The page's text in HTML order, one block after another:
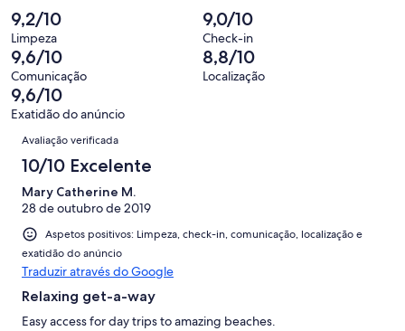
de
41
avaliações.
14
de
41
avaliações.
significa
“Razoável”.
0
de
41
avaliações.
que
significa
“Mau”.
0
de
41
avaliações.
2,
o
que
significa
“Péssimo”.
0
41
avaliações.
9,2/10
Limpeza
9,0/10
Check-in
9,6/10
Comunicação
8,8/10
Localização
9,6/10
Exatidão do anúncio
Avaliações
Avaliação verificada
10/10 Excelente
Mary Catherine M.
28 de outubro de 2019
Aspetos positivos: Limpeza, check-in, comunicação, localização e
exatidão do anúncio
Traduzir através do Google
Relaxing get-a-way
Easy access for day trips to amazing beaches.